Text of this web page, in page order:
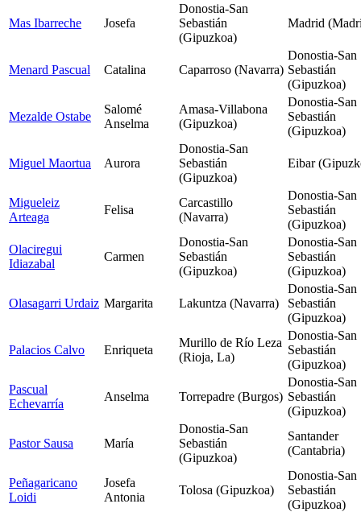
Mas Ibarreche Josefa
Donostia-San
Sebastián
(Gipuzkoa)
Madrid
Menard Pascual Catalina Caparroso (Navarra)
Donostia-San
Sebastián
(Gipuzkoa)
Mezalde Ostabe
Salomé
Anselma
Amasa-Villabona
(Gipuzkoa)
Donostia-San
Sebastián
(Gipuzkoa)
Miguel Maortua Aurora
Donostia-San
Sebastián
(Gipuzkoa)
Eibar
Migueleiz
Arteaga
Felisa
Carcastillo
(Navarra)
Donostia-San
Sebastián
(Gipuzkoa)
Olaciregui
Idiazabal
Carmen
Donostia-San
Sebastián
(Gipuzkoa)
Donostia-San
Sebastián
(Gipuzkoa)
Olasagarri Urdaiz Margarita Lakuntza (Navarra)
Donostia-San
Sebastián
(Gipuzkoa)
Palacios Calvo Enriqueta
Murillo de Río Leza
(Rioja, La)
Donostia-San
Sebastián
(Gipuzkoa)
Pascual
Echevarría
Anselma Torrepadre (Burgos)
Donostia-San
Sebastián
(Gipuzkoa)
Pastor Sausa María
Donostia-San
Sebastián
(Gipuzkoa)
Santander
(Cantabria)
Peñagaricano
Loidi
Josefa
Antonia
Tolosa (Gipuzkoa)
Donostia-San
Sebastián
(Gipuzkoa)